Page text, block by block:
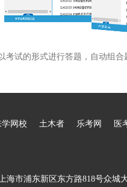
考试的形式进行答题，自动组
学网校 土木者 乐考网 医
海市浦东新区东方路818号众城